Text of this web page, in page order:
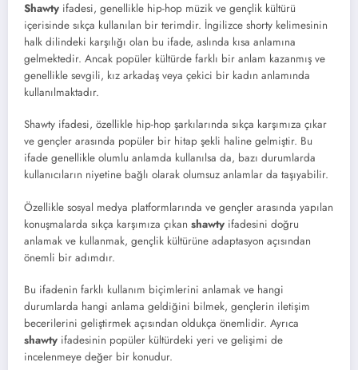
Shawty ifadesi, genellikle hip-hop müzik ve gençlik kültürü
içerisinde sıkça kullanılan bir terimdir. İngilizce shorty kelimesinin
halk dilindeki karşılığı olan bu ifade, aslında kısa anlamına
gelmektedir. Ancak popüler kültürde farklı bir anlam kazanmış ve
genellikle sevgili, kız arkadaş veya çekici bir kadın anlamında
kullanılmaktadır.
Shawty ifadesi, özellikle hip-hop şarkılarında sıkça karşımıza çıkar
ve gençler arasında popüler bir hitap şekli haline gelmiştir. Bu
ifade genellikle olumlu anlamda kullanılsa da, bazı durumlarda
kullanıcıların niyetine bağlı olarak olumsuz anlamlar da taşıyabilir.
Özellikle sosyal medya platformlarında ve gençler arasında yapılan
konuşmalarda sıkça karşımıza çıkan shawty ifadesini doğru
anlamak ve kullanmak, gençlik kültürüne adaptasyon açısından
önemli bir adımdır.
Bu ifadenin farklı kullanım biçimlerini anlamak ve hangi
durumlarda hangi anlama geldiğini bilmek, gençlerin iletişim
becerilerini geliştirmek açısından oldukça önemlidir. Ayrıca
shawty ifadesinin popüler kültürdeki yeri ve gelişimi de
incelenmeye değer bir konudur.